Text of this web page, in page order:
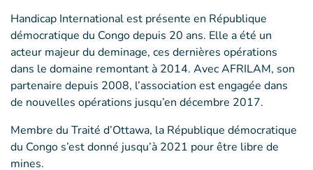
Handicap International est présente en République
démocratique du Congo depuis 20 ans. Elle a été un
acteur majeur du deminage, ces dernières opérations
dans le domaine remontant à 2014. Avec AFRILAM, son
partenaire depuis 2008, l’association est engagée dans
de nouvelles opérations jusqu’en décembre 2017.
Membre du Traité d’Ottawa, la République démocratique
du Congo s’est donné jusqu’à 2021 pour être libre de
mines.